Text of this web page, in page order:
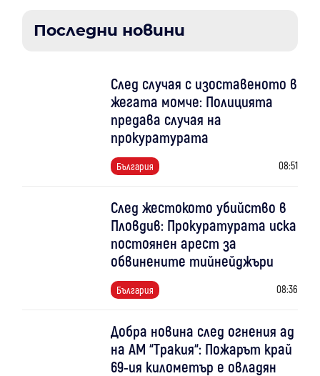
Последни новини
След случая с изоставеното в
жегата момче: Полицията
предава случая на
прокуратурата
България 08:51
След жестокото убийство в
Пловдив: Прокуратурата иска
постоянен арест за
обвинените тийнейджъри
България 08:36
Добра новина след огнения ад
на АМ “Тракия“: Пожарът край
69-ия километър е овладян